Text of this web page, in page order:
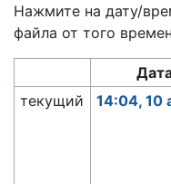
Нажмите на дату/
файла от того
текущий
14:04, 10